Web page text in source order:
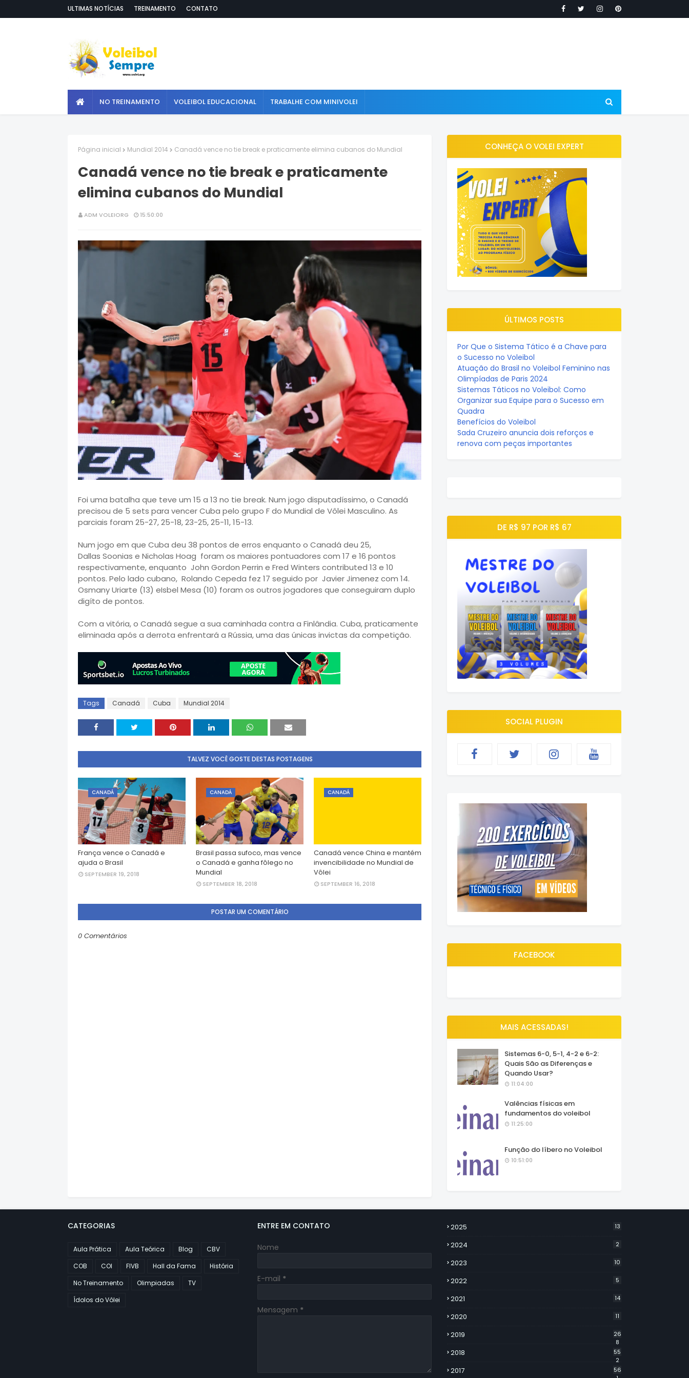
ULTIMAS NOTÍCIAS TREINAMENTO CONTATO
NO TREINAMENTO VOLEIBOL EDUCACIONAL TRABALHE COM MINIVOLEI
Página inicial Mundial 2014 Canadá vence no tie break e praticamente elimina cubanos do Mundial
Canadá vence no tie break e praticamente
elimina cubanos do Mundial
ADM VOLEIORG 15:50:00
Foi uma batalha que teve um 15 a 13 no tie break. Num jogo disputadíssimo, o Canadá
precisou de 5 sets para vencer Cuba pelo grupo F do Mundial de Vôlei Masculino. As
parciais foram 25-27, 25-18, 23-25, 25-11, 15-13.
Num jogo em que Cuba deu 38 pontos de erros enquanto o Canadá deu 25,
Dallas Soonias e Nicholas Hoag foram os maiores pontuadores com 17 e 16 pontos
respectivamente, enquanto John Gordon Perrin e Fred Winters contributed 13 e 10
pontos. Pelo lado cubano, Rolando Cepeda fez 17 seguido por Javier Jimenez com 14.
Osmany Uriarte (13) eIsbel Mesa (10) foram os outros jogadores que conseguiram duplo
digíto de pontos.
Com a vitória, o Canadá segue a sua caminhada contra a Finlândia. Cuba, praticamente
eliminada após a derrota enfrentará a Rússia, uma das únicas invictas da competição.
Tags Canadá Cuba Mundial 2014
TALVEZ VOCÊ GOSTE DESTAS POSTAGENS
CANADÁ
França vence o Canadá e
ajuda o Brasil
SEPTEMBER 19, 2018
CANADÁ
Brasil passa sufoco, mas vence
o Canadá e ganha fôlego no
Mundial
SEPTEMBER 18, 2018
CANADÁ
Canadá vence China e mantém
invencibilidade no Mundial de
Vôlei
SEPTEMBER 16, 2018
POSTAR UM COMENTÁRIO
0 Comentários
CONHEÇA O VOLEI EXPERT
ÚLTIMOS POSTS
Por Que o Sistema Tático é a Chave para
o Sucesso no Voleibol
Atuação do Brasil no Voleibol Feminino nas
Olimpíadas de Paris 2024
Sistemas Táticos no Voleibol: Como
Organizar sua Equipe para o Sucesso em
Quadra
Benefícios do Voleibol
Sada Cruzeiro anuncia dois reforços e
renova com peças importantes
DE R$ 97 POR R$ 67
SOCIAL PLUGIN
FACEBOOK
MAIS ACESSADAS!
Sistemas 6-0, 5-1, 4-2 e 6-2:
Quais São as Diferenças e
Quando Usar?
11:04:00
Valências físicas em
fundamentos do voleibol
11:25:00
Função do líbero no Voleibol
10:51:00
CATEGORIAS
Aula Prática Aula Teórica Blog
CBV
COB
COI FIVB Hall da Fama
História
No Treinamento
Olimpiadas
TV
Ídolos do Vôlei
ENTRE EM CONTATO
Nome
E-mail *
Mensagem *
2025 13
2024 2
2023 10
2022 5
2021 14
2020 11
2019
26
8
2018
55
2
2017
56